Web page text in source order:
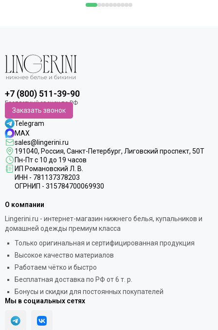
+7 (800) 511-39-90
Заказать звонок
Telegram
MAX
sales@lingerini.ru
191040, Россия, Санкт-Петербург, Лиговский проспект, 50Т
Пн-Пт с 10 до 19 часов
ИП Романовский Л. В.
ИНН - 781137378203
ОГРНИП - 315784700069930
О компании
Lingerini.ru - интернет-магазин нижнего белья, купальников и
домашней одежды премиум класса
Только оригинальная и сертифицированная продукция
Высокое качество материалов
Работаем чётко и быстро
Бесплатная доставка по РФ от 6 т. р.
Бонусы и скидки для постоянных покупателей
Мы в социальных сетях